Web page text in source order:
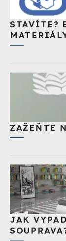
STAVÍTE?
ZAŽEŇTE
JAK